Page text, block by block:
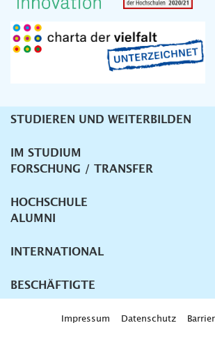
Unternavigation
STUDIEREN UND WEITERBILDEN
IM STUDIUM
FORSCHUNG / TRANSFER
HOCHSCHULE
ALUMNI
INTERNATIONAL
BESCHÄFTIGTE
Impressum Datenschutz